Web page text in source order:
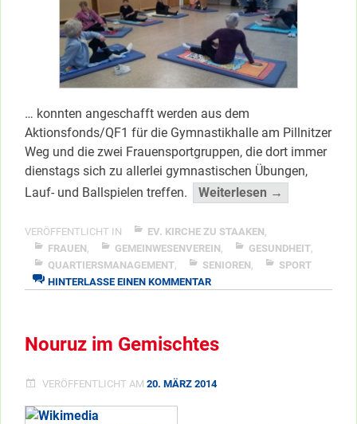
… konnten angeschafft werden aus dem
Aktionsfonds/QF1 für die Gymnastikhalle am Pillnitzer
Weg und die zwei Frauensportgruppen, die dort immer
dienstags sich zu allerlei gymnastischen Übungen,
Lauf- und Ballspielen treffen.
Weiterlesen →
Mehr”
</span
VERÖFFENTLICHT IN EV. KIRCHE ZU STAAKEN,
FRAUEN, GEMEINWESENVEREIN, GESUNDHEIT,
QUARTIERSMANAGEMENT, SENIOREN,
SPORT
HINTERLASSE EINEN KOMMENTARZU
MEHR
Nouruz im Gemischtes
VERÖFFENTLICHT AM 20. MÄRZ 2014